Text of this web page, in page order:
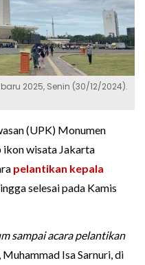
2025, Senin (30/12/2024).
(UPK) Monumen
ikon wisata Jakarta
pelantikan kepala
selesai pada Kamis
sampai acara pelantikan
Isa Sarnuri, di